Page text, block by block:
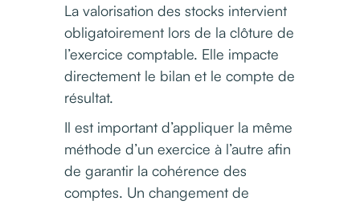
La valorisation des stocks intervient
obligatoirement lors de la clôture de
l’exercice comptable. Elle impacte
directement le bilan et le compte de
résultat.
Il est important d’appliquer la même
méthode d’un exercice à l’autre afin
de garantir la cohérence des
comptes. Un changement de